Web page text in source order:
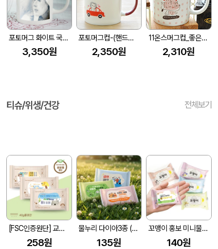
포토머그 화이트 국산 340ml
3,350원
포토머그컵-(핸드칼라자동차)
2,350원
11온스머그컵_좋은생각
2,310원
티슈/위생/건강 전체보기
[FSC인증원단] 교회전도 3종 생분해 물티슈 (10매/15매/20매)
258원
물누리 다이아3종 (무광) 물티슈 10매/15매/20매
135원
꼬맹이 홍보 미니물티슈 10매
140원